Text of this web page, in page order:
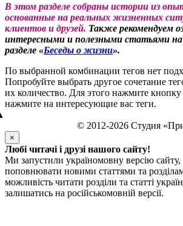
В этом разделе собраны истории из
основанные на реальных жизненных
клиентов и друзей. Также рекомендуем
интересными и полезными статьями
разделе «Беседы о жизни».
По выбранной комбинации тегов нет
Попробуйте выбрать другое сочетание
их количество. Для этого нажмите
нажмите на интересующие вас теги.
© 2012-2026 Студия
×
Любі читачі і друзі нашого сайту!
Ми запустили україномовну версію сайту,
поповнювати новими статтями та
можливість читати розділи та статті
залишатись на російськомовній версії.